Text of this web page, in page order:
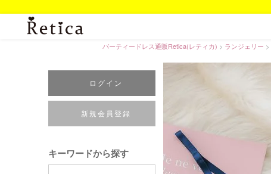
パーティードレス通販Retica(レティカ) ランジェリー
ログイン
新規会員登録
キーワードから探す